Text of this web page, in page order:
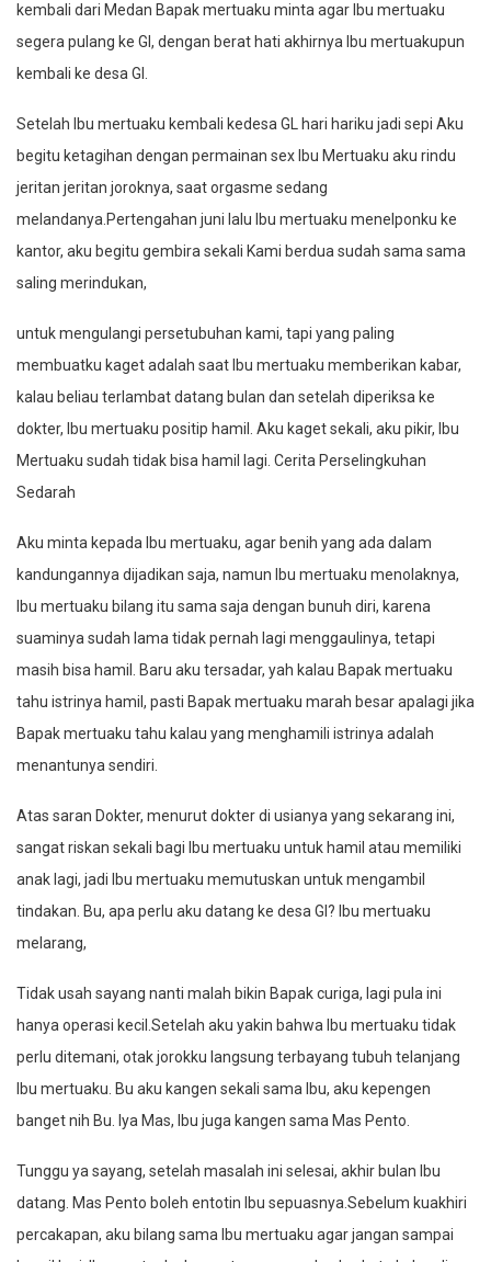
kembali dari Medan Bapak mertuaku minta agar Ibu mertuaku
segera pulang ke Gl, dengan berat hati akhirnya Ibu mertuakupun
kembali ke desa Gl.
Setelah Ibu mertuaku kembali kedesa GL hari hariku jadi sepi Aku
begitu ketagihan dengan permainan sex Ibu Mertuaku aku rindu
jeritan jeritan joroknya, saat orgasme sedang
melandanya.Pertengahan juni lalu Ibu mertuaku menelponku ke
kantor, aku begitu gembira sekali Kami berdua sudah sama sama
saling merindukan,
untuk mengulangi persetubuhan kami, tapi yang paling
membuatku kaget adalah saat Ibu mertuaku memberikan kabar,
kalau beliau terlambat datang bulan dan setelah diperiksa ke
dokter, Ibu mertuaku positip hamil. Aku kaget sekali, aku pikir, Ibu
Mertuaku sudah tidak bisa hamil lagi. Cerita Perselingkuhan
Sedarah
Aku minta kepada Ibu mertuaku, agar benih yang ada dalam
kandungannya dijadikan saja, namun Ibu mertuaku menolaknya,
Ibu mertuaku bilang itu sama saja dengan bunuh diri, karena
suaminya sudah lama tidak pernah lagi menggaulinya, tetapi
masih bisa hamil. Baru aku tersadar, yah kalau Bapak mertuaku
tahu istrinya hamil, pasti Bapak mertuaku marah besar apalagi jika
Bapak mertuaku tahu kalau yang menghamili istrinya adalah
menantunya sendiri.
Atas saran Dokter, menurut dokter di usianya yang sekarang ini,
sangat riskan sekali bagi Ibu mertuaku untuk hamil atau memiliki
anak lagi, jadi Ibu mertuaku memutuskan untuk mengambil
tindakan. Bu, apa perlu aku datang ke desa Gl? Ibu mertuaku
melarang,
Tidak usah sayang nanti malah bikin Bapak curiga, lagi pula ini
hanya operasi kecil.Setelah aku yakin bahwa Ibu mertuaku tidak
perlu ditemani, otak jorokku langsung terbayang tubuh telanjang
Ibu mertuaku. Bu aku kangen sekali sama Ibu, aku kepengen
banget nih Bu. Iya Mas, Ibu juga kangen sama Mas Pento.
Tunggu ya sayang, setelah masalah ini selesai, akhir bulan Ibu
datang. Mas Pento boleh entotin Ibu sepuasnya.Sebelum kuakhiri
percakapan, aku bilang sama Ibu mertuaku agar jangan sampai